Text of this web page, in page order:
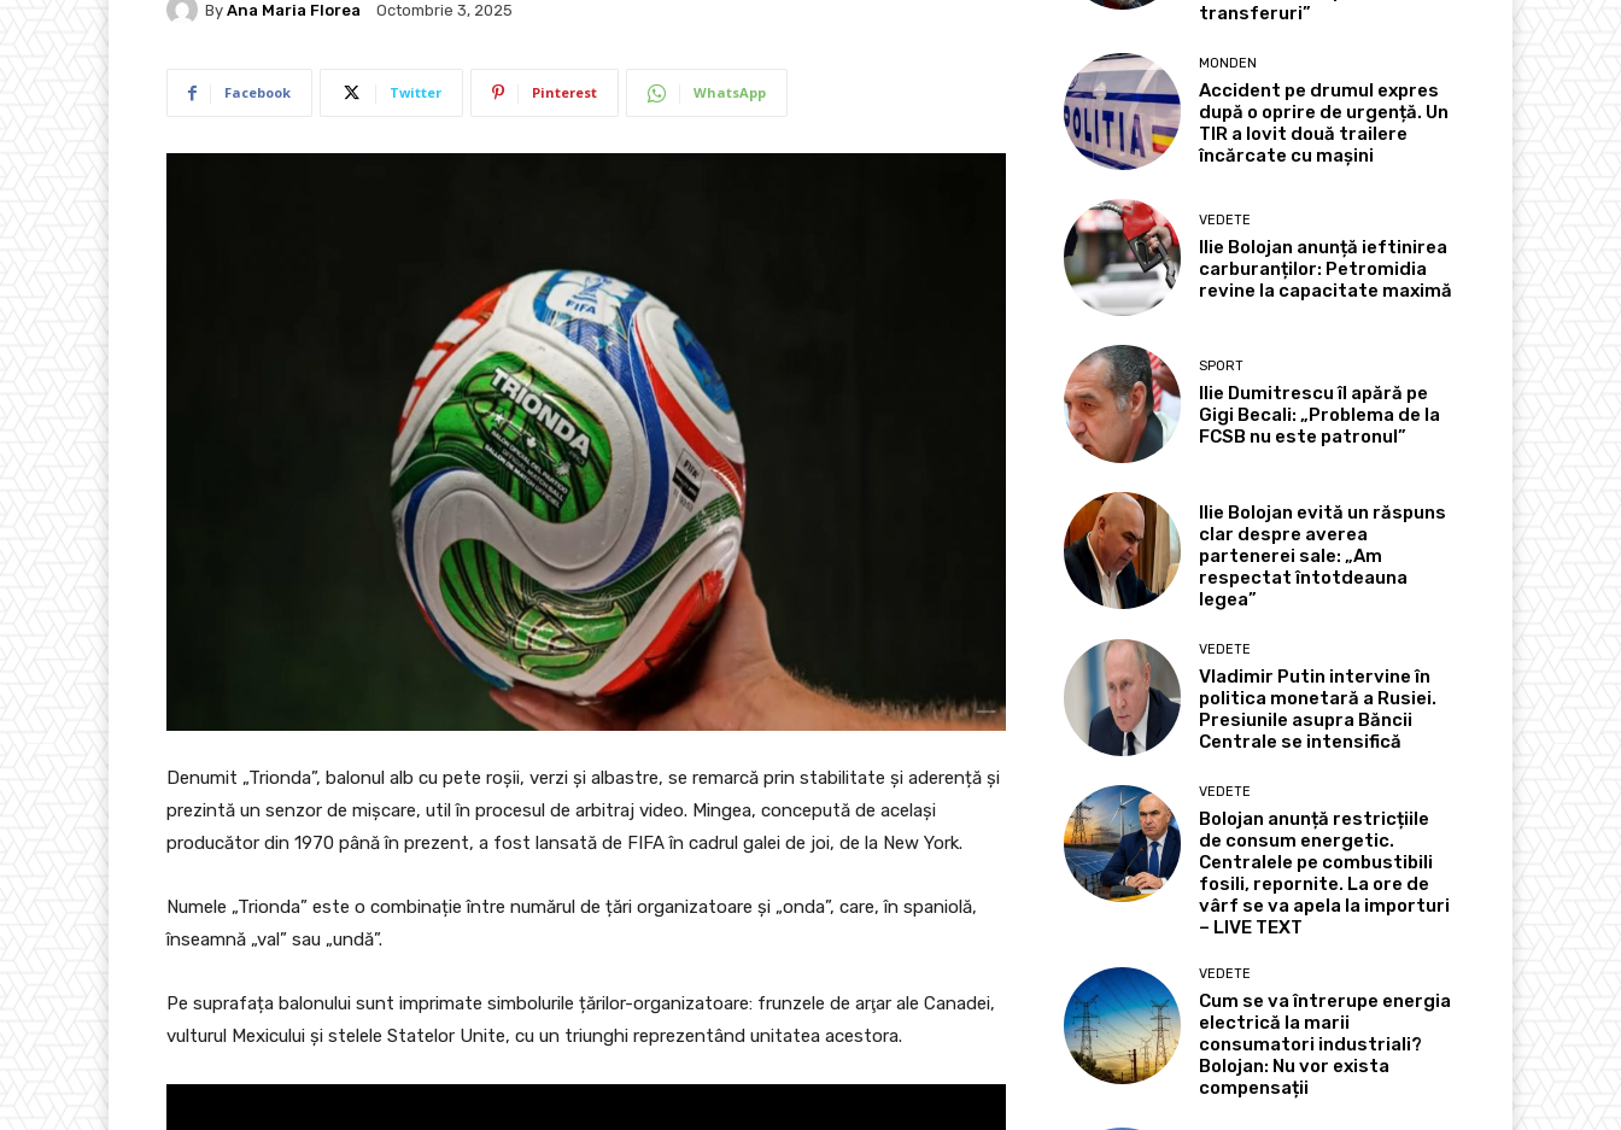
By Ana Maria Florea Octombrie 3, 2025
Facebook Twitter Pinterest WhatsApp
Denumit „Trionda”, balonul alb cu pete roșii, verzi și albastre, se remarcă prin stabilitate și aderență și
prezintă un senzor de mișcare, util în procesul de arbitraj video. Mingea, concepută de același
producător din 1970 până în prezent, a fost lansată de FIFA în cadrul galei de joi, de la New York.
Numele „Trionda” este o combinație între numărul de țări organizatoare și „onda”, care, în spaniolă,
înseamnă „val” sau „undă”.
Pe suprafața balonului sunt imprimate simbolurile țărilor-organizatoare: frunzele de arţar ale Canadei,
vulturul Mexicului şi stelele Statelor Unite, cu un triunghi reprezentând unitatea acestora.
transferuri”
MONDEN
Accident pe drumul expres
după o oprire de urgență. Un
TIR a lovit două trailere
încărcate cu mașini
VEDETE
Ilie Bolojan anunță ieftinirea
carburanților: Petromidia
revine la capacitate maximă
SPORT
Ilie Dumitrescu îl apără pe
Gigi Becali: „Problema de la
FCSB nu este patronul”
Ilie Bolojan evită un răspuns
clar despre averea
partenerei sale: „Am
respectat întotdeauna
legea”
VEDETE
Vladimir Putin intervine în
politica monetară a Rusiei.
Presiunile asupra Băncii
Centrale se intensifică
VEDETE
Bolojan anunță restricțiile
de consum energetic.
Centralele pe combustibili
fosili, repornite. La ore de
vârf se va apela la importuri
– LIVE TEXT
VEDETE
Cum se va întrerupe energia
electrică la marii
consumatori industriali?
Bolojan: Nu vor exista
compensații